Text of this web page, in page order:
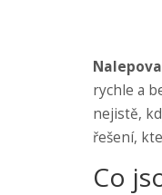
rychle a
nejistě,
řešení,
Co